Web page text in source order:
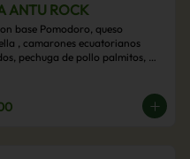
ANTU ROCK
base Pomodoro, queso
, camarones ecuatorianos
pechuga de pollo palmitos,